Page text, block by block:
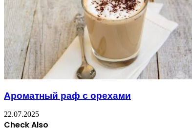
Ароматный раф с орехами
22.07.2025
Check Also